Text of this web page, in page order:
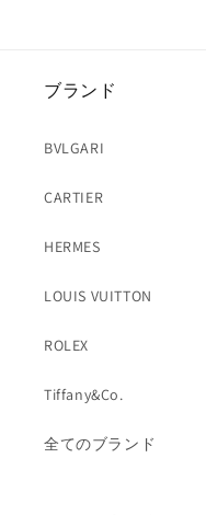
ブランド
BVLGARI
CARTIER
HERMES
LOUIS VUITTON
ROLEX
Tiffany&Co.
全てのブランド